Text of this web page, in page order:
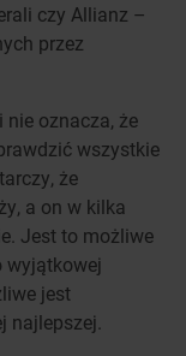
czy Allianz –
przez
oznacza, że
wszystkie
że
a on w kilka
Jest to możliwe
wyjątkowej
jest
najlepszej.